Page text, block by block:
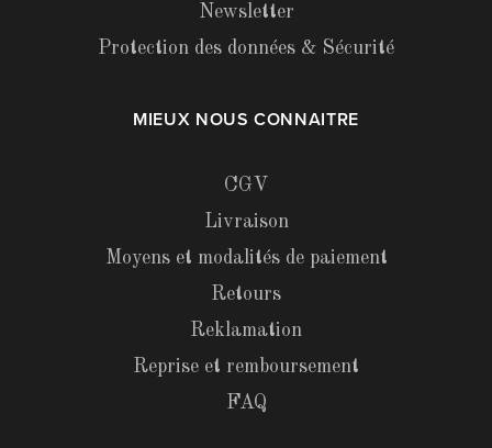
Newsletter
Protection des données & Sécurité
MIEUX NOUS CONNAITRE
CGV
Livraison
Moyens et modalités de paiement
Retours
Reklamation
Reprise et remboursement
FAQ